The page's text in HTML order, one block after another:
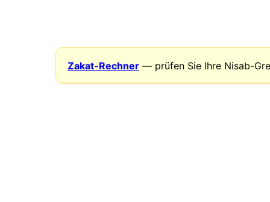
Zakat-Rechner — prüfen Sie Ihre Nisab-